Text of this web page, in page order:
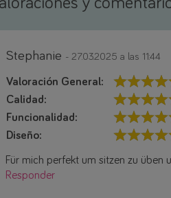
Stephanie - 27.03.2025 a las 11:44
Valoración General:
Calidad:
Funcionalidad:
Diseño:
Für mich perfekt um sitzen zu üben
Responder